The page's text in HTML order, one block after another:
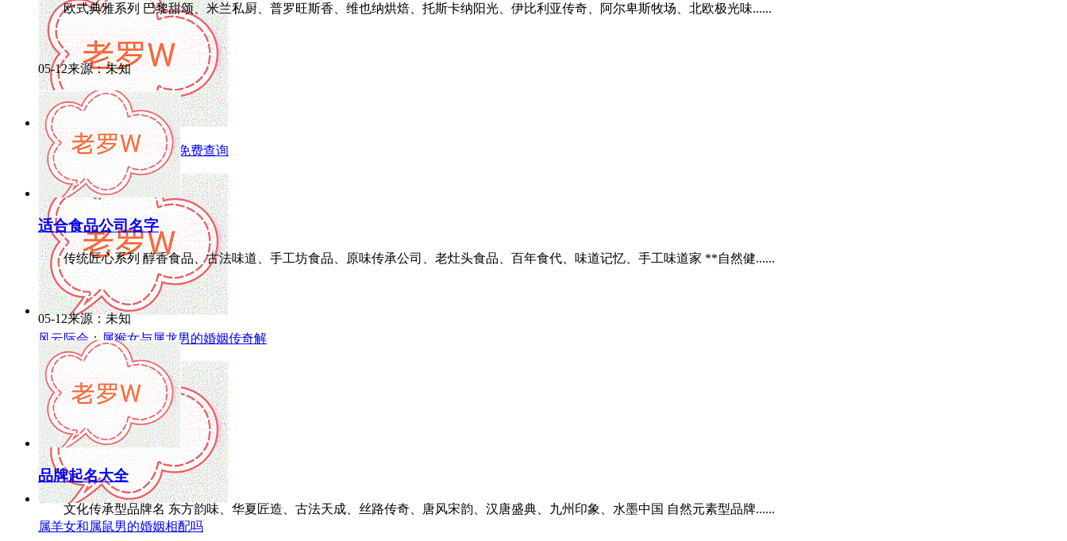
医疗器械公司取名字大全免费查询
风云际会：属猴女与属龙男的婚姻传奇解
属羊女和属鼠男的婚姻相配吗
欧式典雅系列 巴黎甜颂、米兰私厨、普罗旺斯香、维也纳烘焙、托斯卡纳阳光、伊比利亚传奇、阿尔卑斯牧场、北欧极光味......
05-12来源：未知
适合食品公司名字
传统匠心系列 醇香食品、古法味道、手工坊食品、原味传承公司、老灶头食品、百年食代、味道记忆、手工味道家 **自然健......
05-12来源：未知
品牌起名大全
文化传承型品牌名 东方韵味、华夏匠造、古法天成、丝路传奇、唐风宋韵、汉唐盛典、九州印象、水墨中国 自然元素型品牌......